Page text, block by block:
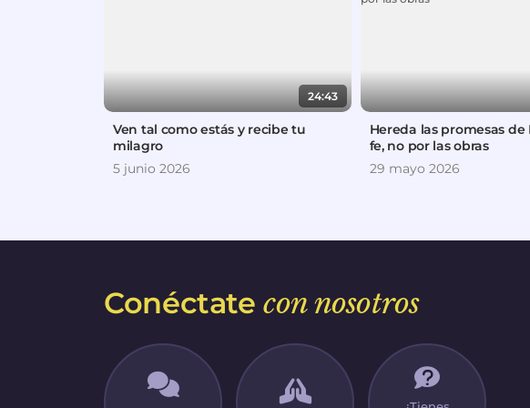
24:43
Ven tal como estás y recibe tu
milagro
5 junio 2026
Hereda las promesas de
fe, no por las obras
29 mayo 2026
Conéctatecon nosotros